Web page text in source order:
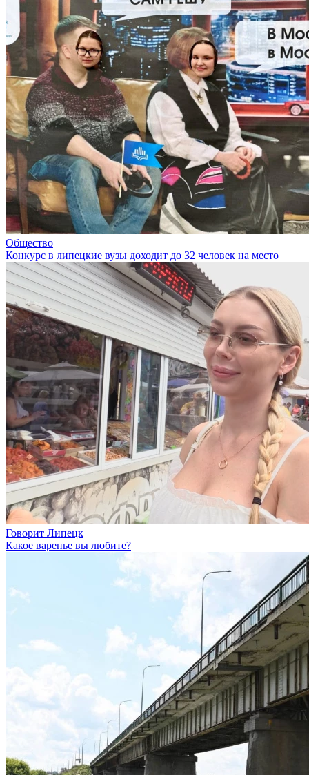
Общество
Конкурс в липецкие вузы доходит до 32 человек на место
Говорит Липецк
Какое варенье вы любите?